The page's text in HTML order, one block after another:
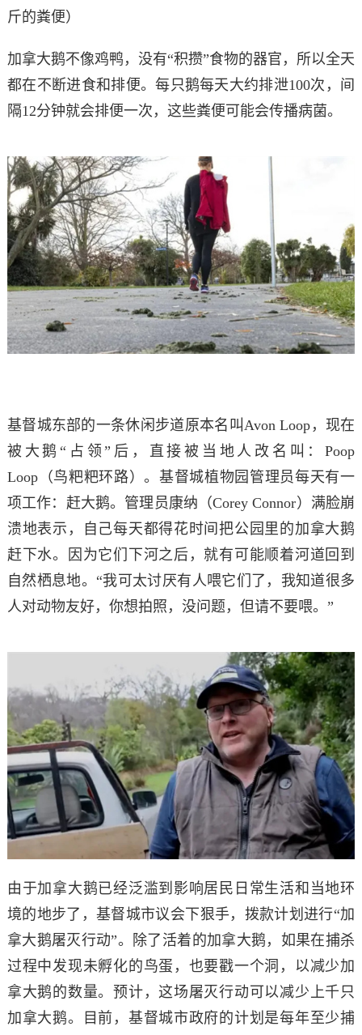
斤的粪便）
加拿大鹅不像鸡鸭，没有“积攒”食物的器官，所以全天
都在不断进食和排便。每只鹅每天大约排泄100次，间
隔12分钟就会排便一次，这些粪便可能会传播病菌。
基督城东部的一条休闲步道原本名叫Avon Loop，现在
被大鹅“占领”后，直接被当地人改名叫：Poop
Loop（鸟粑粑环路）。 基督城植物园管理员每天有一
项工作：赶大鹅。 管理员康纳（Corey Connor）满脸崩
溃地表示，自己每天都得花时间把公园里的加拿大鹅
赶下水。
因为它们下河之后，就有可能顺着河道回到
自然栖息地。 “我可太讨厌有人喂它们了，我知道很多
人对动物友好，你想拍照，没问题，但请不要喂。”
由于加拿大鹅已经泛滥到影响居民日常生活和当地环
境的地步了，基督城市议会下狠手，拨款计划进行“加
拿大鹅屠灭行动”。
除了活着的加拿大鹅，如果在捕杀
过程中发现未孵化的鸟蛋，也要戳一个洞，以减少加
拿大鹅的数量。预计，这场屠灭行动可以减少上千只
加拿大鹅。目前，基督城市政府的计划是每年至少捕